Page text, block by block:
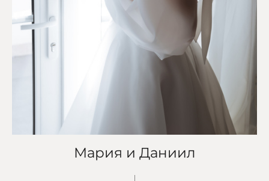
Мария и Даниил